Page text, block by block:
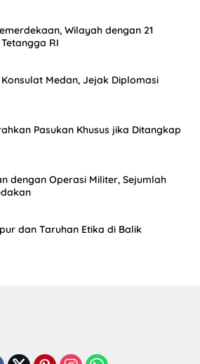
Wilayah dengan 21
RI
Medan, Jejak Diplomasi
Pasukan Khusus jika Ditangkap
dengan Operasi Militer, Sejumlah
dan Taruhan Etika di Balik